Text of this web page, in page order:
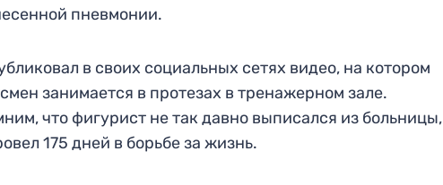
пневмонии.
в своих социальных сетях видео, на котором
занимается в протезах в тренажерном зале.
что фигурист не так давно выписался из больницы,
175 дней в борьбе за жизнь.